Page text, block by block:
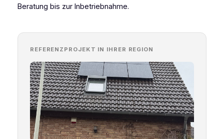
Beratung bis zur Inbetriebnahme.
REFERENZPROJEKT IN IHRER REGION